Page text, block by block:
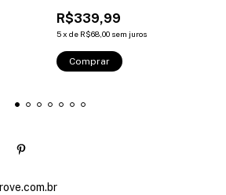
R$339,99
5x de R$68,00 sem juros
Comprar